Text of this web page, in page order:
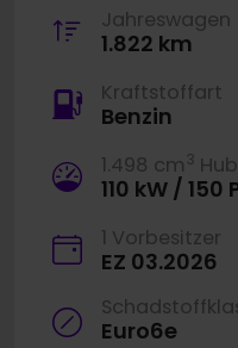
Jahreswagen
1.822 km
Kraftstoffart
Benzin
1.498 cm 3
110 kW / 150
1 Vorbesitzer
EZ 03.2026
Euro6e